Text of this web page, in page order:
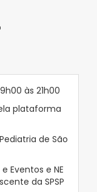
às 21h00
plataforma
de São
Eventos e NE
da SPSP